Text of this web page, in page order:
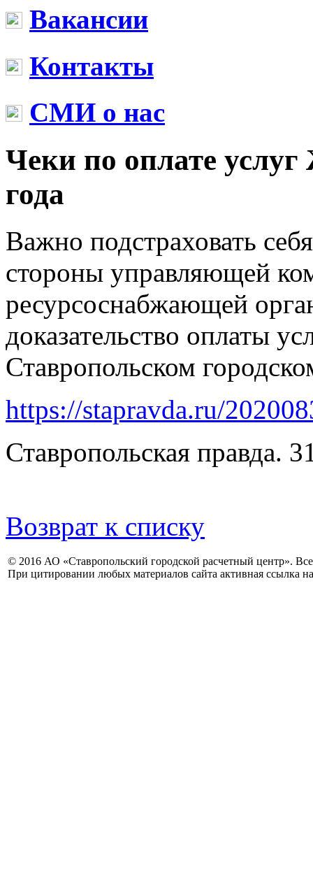
Вакансии
Контакты
СМИ о нас
Чеки по оплате
года
Важно подстраховать
стороны управляющей
ресурсоснабжающей
доказательство оплаты
Ставропольском
https://stapravda.ru/
Ставропольская правда.
Возврат к списку
© 2016 АО «Ставропольский городской расчетный центр».
При цитировании любых материалов сайта активная ссылка